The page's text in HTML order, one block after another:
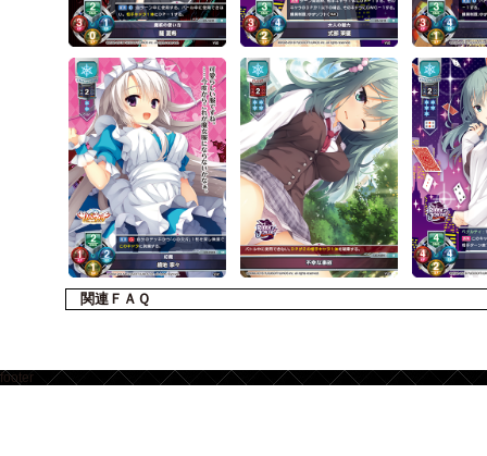
関連ＦＡＱ
footer